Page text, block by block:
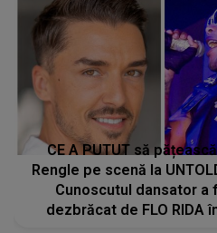
CE A PUTUT să
Rengle pe scenă la
Cunoscutul dansator a
dezbrăcat de FLO RIDA